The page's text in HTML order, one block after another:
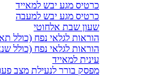
כרטיס מגע יבש למאייד
כרטיס מגע יבש למעבה
שעון שבת אלחוטי
הוראות לגלאי נפח (כולל
הוראות לגלאי נפח (כולל
עינית למאייד
מפסק בורר לנעילת מצב